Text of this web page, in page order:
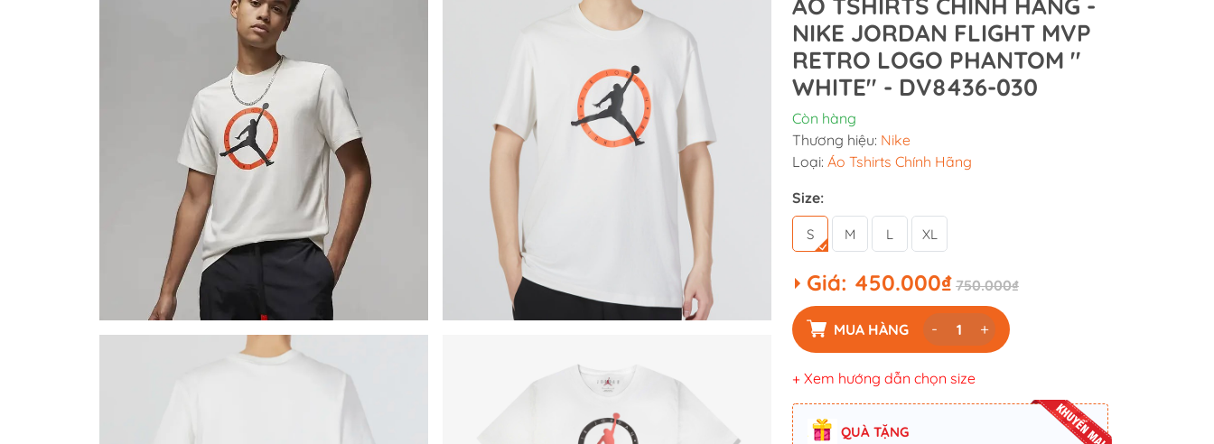
NIKE JORDAN FLIGHT MVP
RETRO LOGO PHANTOM ''
WHITE'' - DV8436-030
Còn hàng
Thương hiệu: Nike
Loại: Áo Tshirts Chính Hãng
Size:
S M L XL
Giá: 450.000₫ 750.000₫
MUA HÀNG - +
+ Xem hướng dẫn chọn size
QUÀ TẶNG